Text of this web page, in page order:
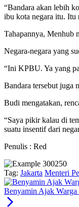
“Bandara akan lebih
ibu kota negara itu. Itu
Tahapannya, Menhub
Negara-negara yang
“Ini KPBU. Ya yang
Bandara tersebut juga
Budi mengatakan,
“Saya pikir kalau di
suatu insentif dari
Penulis : Red
Tag: Jakarta Menteri
Benyamin Ajak